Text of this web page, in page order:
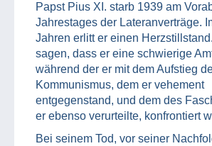
Papst Pius XI. starb 1939 am
Jahrestages der Lateranverträge.
Jahren erlitt er einen
sagen, dass er eine schwierige
während der er mit dem Aufstieg
Kommunismus, dem er vehement
entgegenstand, und dem des
er ebenso verurteilte, konfrontiert
Bei seinem Tod, vor seiner